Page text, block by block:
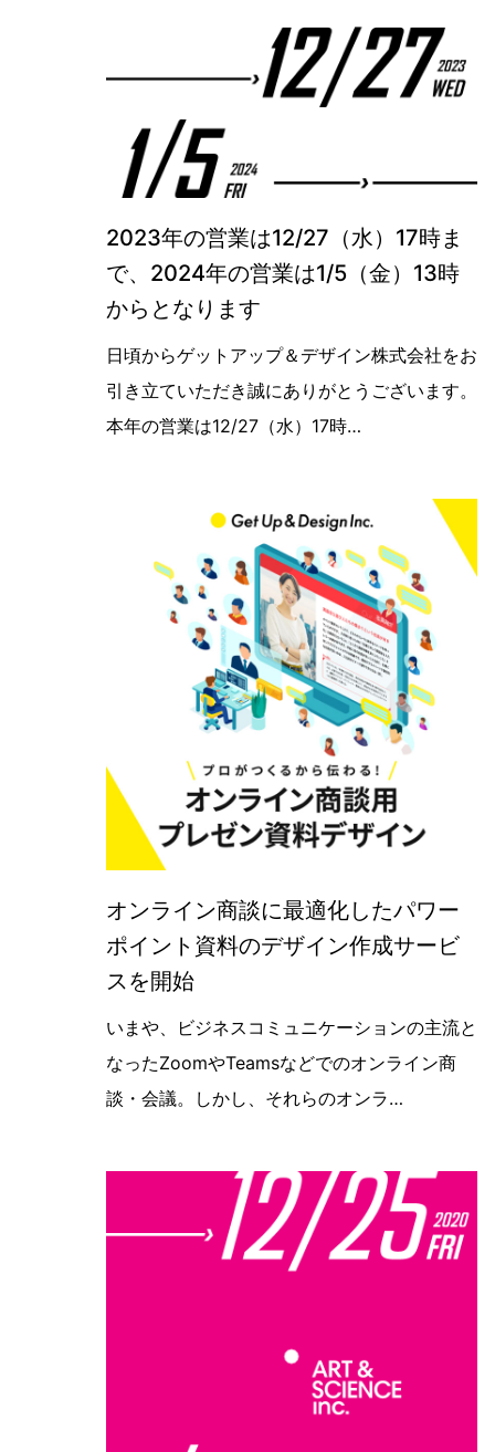
2023年の営業は12/27（水）17時ま
で、2024年の営業は1/5（金）13時
からとなります
日頃からゲットアップ＆デザイン株式会社をお
引き立ていただき誠にありがとうございます。
本年の営業は12/27（水）17時…
オンライン商談に最適化したパワー
ポイント資料のデザイン作成サービ
スを開始
【新サービス】オンライン商談用プ
いまや、ビジネスコミュニケーションの主流と
なったZoomやTeamsなどでのオンライン商
談・会議。しかし、それらのオンラ…